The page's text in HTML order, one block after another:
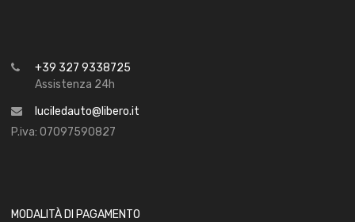
+39 327 9338725
Assistenza 24h
luciledauto@libero.it
P.iva: 07097590827
MODALITÀ DI PAGAMENTO